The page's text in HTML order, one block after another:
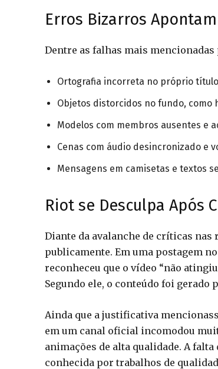
Erros Bizarros
Dentre as falhas mais
Ortografia incorreta no próprio
Objetos distorcidos no fundo, como
Modelos com membros ausentes e
Cenas com áudio desincronizado e
Mensagens em camisetas e textos
Riot se Desculpa Após
Diante da avalanche de críticas nas
publicamente. Em uma postagem
reconheceu que o vídeo “não
Segundo ele, o conteúdo foi
Ainda que a justificativa
em um canal oficial incomodou
animações de alta qualidade. A
conhecida por trabalhos de